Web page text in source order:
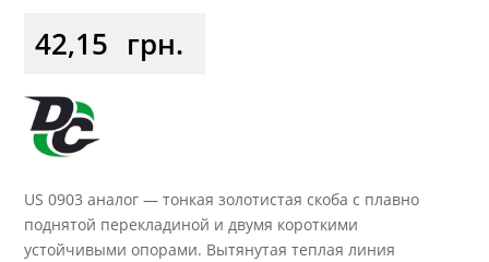
42,15 грн.
US 0903 аналог — тонкая золотистая скоба с плавно
поднятой перекладиной и двумя короткими
устойчивыми опорами. Вытянутая теплая линия